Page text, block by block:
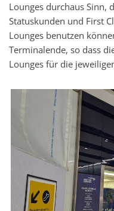
Lounges durchaus Sinn,
Statuskunden und First
Lounges benutzen
Terminalende, so dass
Lounges für die